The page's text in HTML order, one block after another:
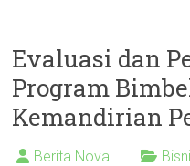
Evaluasi dan
Program
Kemandirian
Berita Nova